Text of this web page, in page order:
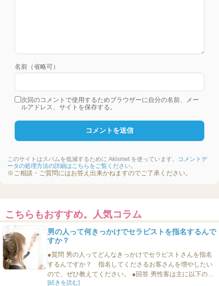
名前（省略可）
次回のコメントで使用するためブラウザーに自分の名前、メー
ルアドレス、サイトを保存する。
このサイトはスパムを低減するために Akismet を使っています。 コメントデ
ータの処理方法の詳細はこちらをご覧ください。
※ご相談・ご質問にはお答え出来かねますのでご了承ください。
こちらもおすすめ。人気コラム
男の人って何きっかけでセラピストを指名するんで
すか？
●質問 男の人ってどんなきっかけでセラピストさんを指名
するんですか？ 指名してくださるお客さんを増やしたい
ので、ぜひ教えてください。 ●回答 男性客は主に以下の6
つの動機でセラピストさんを指名します。ぜひ参考になさ
[続きを読む]